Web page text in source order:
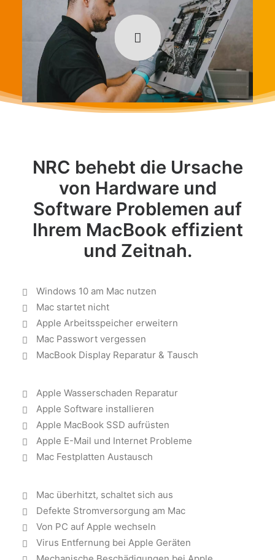
NRC behebt die Ursache
von Hardware und
Software Problemen auf
Ihrem MacBook effizient
und Zeitnah.
Windows 10 am Mac nutzen
Mac startet nicht
Apple Arbeitsspeicher erweitern
Mac Passwort vergessen
MacBook Display Reparatur & Tausch
Apple Wasserschaden Reparatur
Apple Software installieren
Apple MacBook SSD aufrüsten
Apple E-Mail und Internet Probleme
Mac Festplatten Austausch
Mac überhitzt, schaltet sich aus
Defekte Stromversorgung am Mac
Von PC auf Apple wechseln
Virus Entfernung bei Apple Geräten